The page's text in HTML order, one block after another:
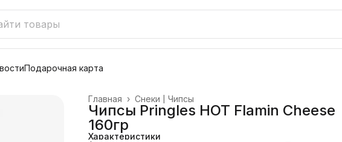
Подарочная карта
Снеки | Чипсы
Главная ›
Чипсы Pringles HOT Flamin Cheese
160гр
Характеристики